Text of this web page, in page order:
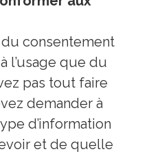
consentement
l’usage que du
pas tout faire
demander à
d’information
et de quelle